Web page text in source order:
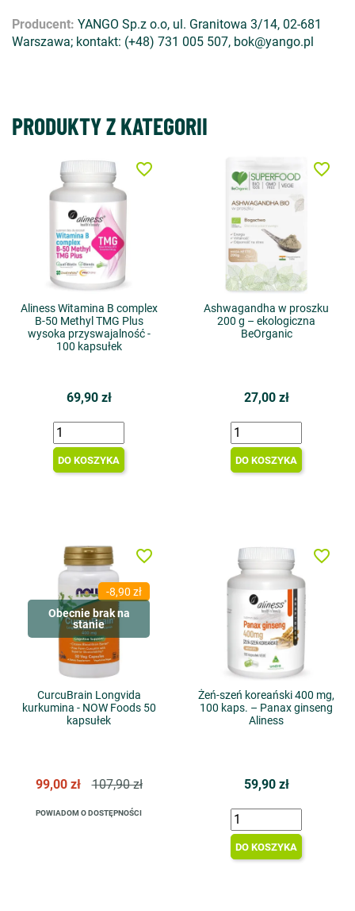
Producent: YANGO Sp.z o.o, ul. Granitowa 3/14, 02-681
Warszawa; kontakt: (+48) 731 005 507, bok@yango.pl
PRODUKTY Z KATEGORII
Aliness Witamina B complex
B-50 Methyl TMG Plus
wysoka przyswajalność -
100 kapsułek
69,90 zł
DO KOSZYKA
favorite_border
Ashwagandha w proszku
200 g – ekologiczna
BeOrganic
27,00 zł
DO KOSZYKA
favorite_border
-8,90 zł
Obecnie brak na
stanie
CurcuBrain Longvida
kurkumina - NOW Foods 50
kapsułek
99,00 zł 107,90 zł
POWIADOM O DOSTĘPNOŚCI
favorite_border
Żeń-szeń koreański 400 mg,
100 kaps. – Panax ginseng
Aliness
59,90 zł
DO KOSZYKA
favorite_border